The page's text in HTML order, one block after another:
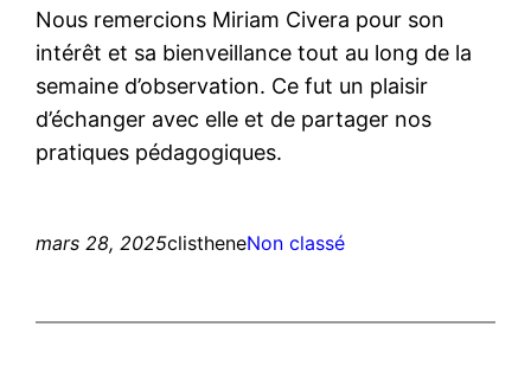
Nous remercions Miriam Civera pour son
intérêt et sa bienveillance tout au long de la
semaine d’observation. Ce fut un plaisir
d’échanger avec elle et de partager nos
pratiques pédagogiques.
mars 28, 2025clistheneNon classé